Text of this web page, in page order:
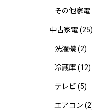
その他家電
中古家電(25)
洗濯機 (2)
冷蔵庫(12)
テレビ (5)
エアコン